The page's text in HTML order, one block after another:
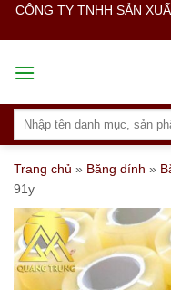
SkipCÔNG TY TNHH SẢN
Search
Trang chủ » Băng dính »
91y